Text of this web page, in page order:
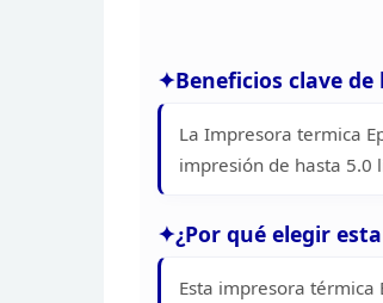
Beneficios clave de
La Impresora termica
impresión de hasta 5.0
¿Por qué elegir
Esta impresora térmica